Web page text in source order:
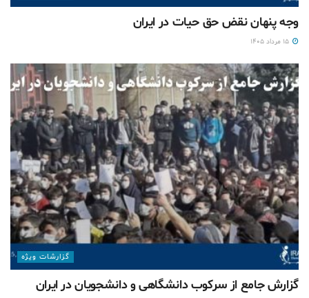
وجه پنهان نقض حق حیات در ایران
گزارشات ويژه
گزارش جامع از سرکوب دانشگاهی و دانشجویان در ایران